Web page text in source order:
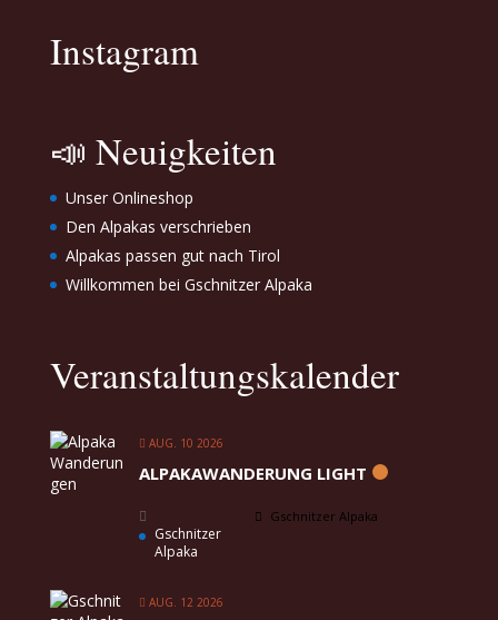
Instagram
📣 Neuigkeiten
Unser Onlineshop
Den Alpakas verschrieben
Alpakas passen gut nach Tirol
Willkommen bei Gschnitzer Alpaka
Veranstaltungskalender
AUG. 10 2026
ALPAKAWANDERUNG LIGHT
Gschnitzer Alpaka
Gschnitzer
Alpaka
AUG. 12 2026